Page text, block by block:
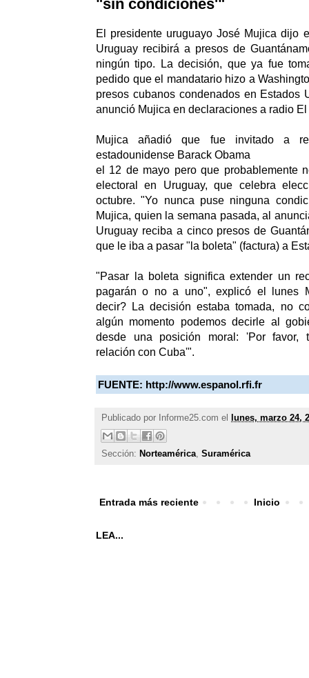
"sin condiciones'"
El presidente uruguayo José Mujica dijo
Uruguay recibirá a presos de
ningún tipo. La decisión, que ya fue
pedido que el mandatario hizo a
presos cubanos condenados en Estados
anunció Mujica en declaraciones a radio El
Mujica añadió que fue invitado a
estadounidense Barack Obama
el 12 de mayo pero que probablemente
electoral en Uruguay, que celebra
octubre. "Yo nunca puse ninguna
Mujica, quien la semana pasada, al
Uruguay reciba a cinco presos de
que le iba a pasar "la boleta" (factura) a
"Pasar la boleta significa extender un
pagarán o no a uno", explicó el lunes
decir? La decisión estaba tomada, no
algún momento podemos decirle al
desde una posición moral: 'Por favor,
relación con Cuba'".
FUENTE: http://www.espanol.rfi.fr
Publicado por Informe25.com el lunes, marzo 24,
Sección: Norteamérica, Suramérica
Entrada más reciente Inicio
LEA...